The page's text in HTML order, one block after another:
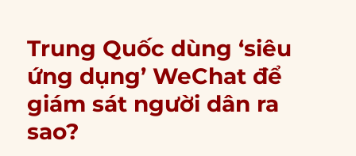
Trung Quốc dùng ‘siêu
ứng dụng’ WeChat để
giám sát người dân ra
sao?